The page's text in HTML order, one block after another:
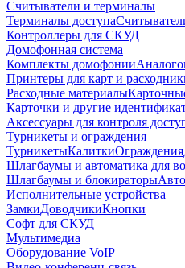
Считыватели и терминалы
Терминалы доступа
Контроллеры для СКУД
Домофонная система
Комплекты домофонии
Принтеры для карт и
Расходные материалы
Карточки и другие
Аксессуары для контроля
Турникеты и ограждения
ТурникетыКалиткиОграждения
Шлагбаумы и автоматика для
Шлагбаумы и блокираторы
Исполнительные устройства
ЗамкиДоводчикиКнопки
Софт для СКУД
Мультимедиа
Оборудование VoIP